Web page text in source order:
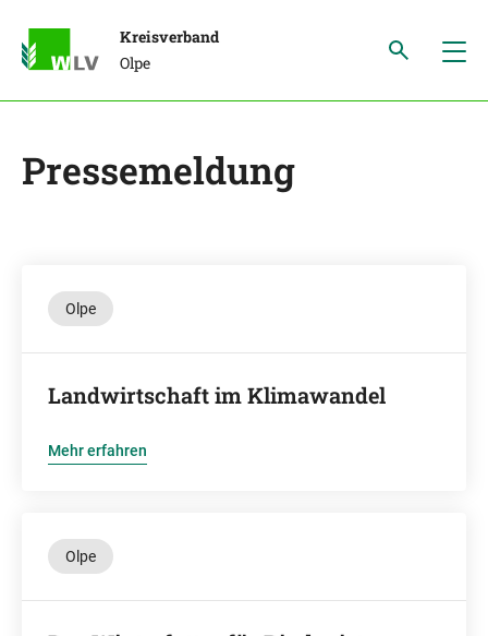
Kreisverband
Olpe
Pressemeldung
Olpe
Landwirtschaft im Klimawandel
Mehr erfahren
Olpe